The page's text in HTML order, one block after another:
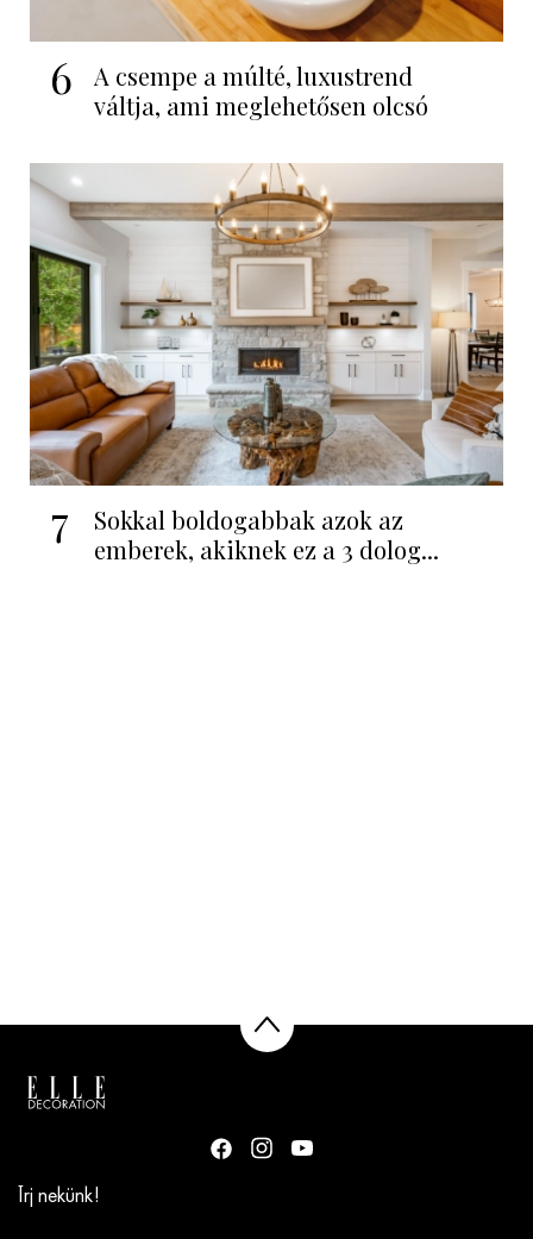
6
A csempe a múlté, luxustrend
váltja, ami meglehetősen olcsó
7
Sokkal boldogabbak azok az
emberek, akiknek ez a 3 dolog...
Írj nekünk!